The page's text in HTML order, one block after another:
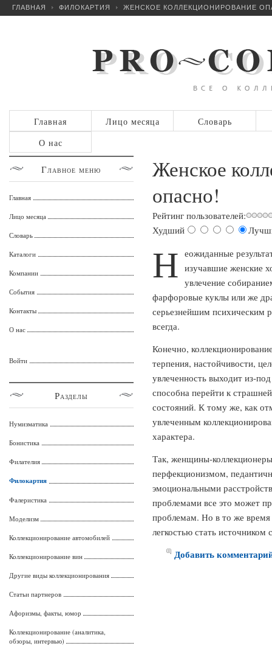
ГЛАВНАЯ ФИЛОКАРТИЯ ЖЕНСКОЕ КОЛЛЕКЦИОНИРОВАНИЕ
Главная Лицо месяца
Словарь
О нас
Женское
опасно!
Рейтинг пользователей:
Худший
Н еожиданные
изучавшие женские
увлечение
фарфоровые куклы или же
серьезнейшим психическим
всегда.
Конечно,
терпения, настойчивости,
увлеченность выходит из-
способна перейти к
состояний. К тому же, как
увлеченным
характера.
Так, женщины-
перфекционизмом,
эмоциональными
проблемами все это может
проблемам. Но в то же
легкостью стать
Добавить
Главное меню
Главная
Лицо месяца
Словарь
Каталоги
Компании
События
Контакты
О нас
Войти
Разделы
Нумизматика
Бонистика
Филателия
Филокартия
Фалеристика
Моделизм
Коллекционирование автомобилей
Коллекционирование вин
Другие виды коллекционирования
Статьи партнеров
Афоризмы, факты, юмор
Коллекционирование (аналитика,
обзоры, интервью)